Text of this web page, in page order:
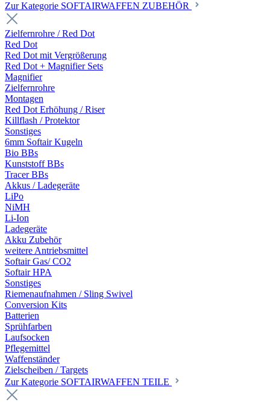
Zur Kategorie SOFTAIRWAFFEN ZUBEHÖR
Zielfernrohre / Red Dot
Red Dot
Red Dot mit Vergrößerung
Red Dot + Magnifier Sets
Magnifier
Zielfernrohre
Montagen
Red Dot Erhöhung / Riser
Killflash / Protektor
Sonstiges
6mm Softair Kugeln
Bio BBs
Kunststoff BBs
Tracer BBs
Akkus / Ladegeräte
LiPo
NiMH
Li-Ion
Ladegeräte
Akku Zubehör
weitere Antriebsmittel
Softair Gas/ CO2
Softair HPA
Sonstiges
Riemenaufnahmen / Sling Swivel
Conversion Kits
Batterien
Sprühfarben
Laufsocken
Pflegemittel
Waffenständer
Zielscheiben / Targets
Zur Kategorie SOFTAIRWAFFEN TEILE